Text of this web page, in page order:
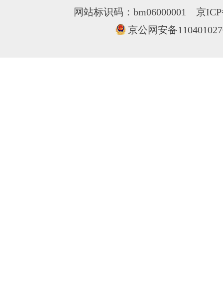
网站标识码：bm06000001 京
京公网安备